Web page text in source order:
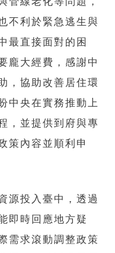
不利於緊急逃生與
最直接面對的困
龐大經費，感謝中
，協助改善居住環
中央在實務推動上
，並提供到府與專
策內容並順利申
源投入臺中，透過
即時回應地方疑
需求滾動調整政策